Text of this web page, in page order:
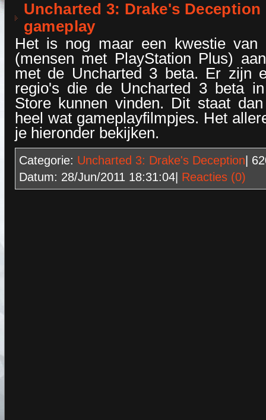
Uncharted 3: Drake's Deception
gameplay
Het is nog maar een kwestie van
(mensen met PlayStation Plus)
met de Uncharted 3 beta. Er zijn
regio's die de Uncharted 3 beta
Store kunnen vinden. Dit staat
heel wat gameplayfilmpjes. Het
je hieronder bekijken.
Categorie: Uncharted 3: Drake's Deception |
Datum: 28/Jun/2011 18:31:04| Reacties (0)